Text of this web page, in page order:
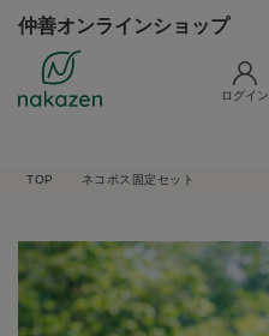
仲善オンラインショップ
ログイン
TOP ネコポス固定セット